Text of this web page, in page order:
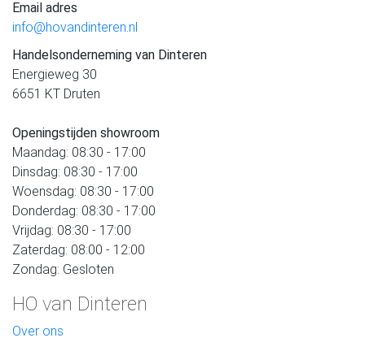
Email adres
info@hovandinteren.nl
Handelsonderneming van Dinteren
Energieweg 30
6651 KT Druten
Openingstijden showroom
Maandag: 08:30 - 17:00
Dinsdag: 08:30 - 17:00
Woensdag: 08:30 - 17:00
Donderdag: 08:30 - 17:00
Vrijdag: 08:30 - 17:00
Zaterdag: 08:00 - 12:00
Zondag: Gesloten
HO van Dinteren
Over ons